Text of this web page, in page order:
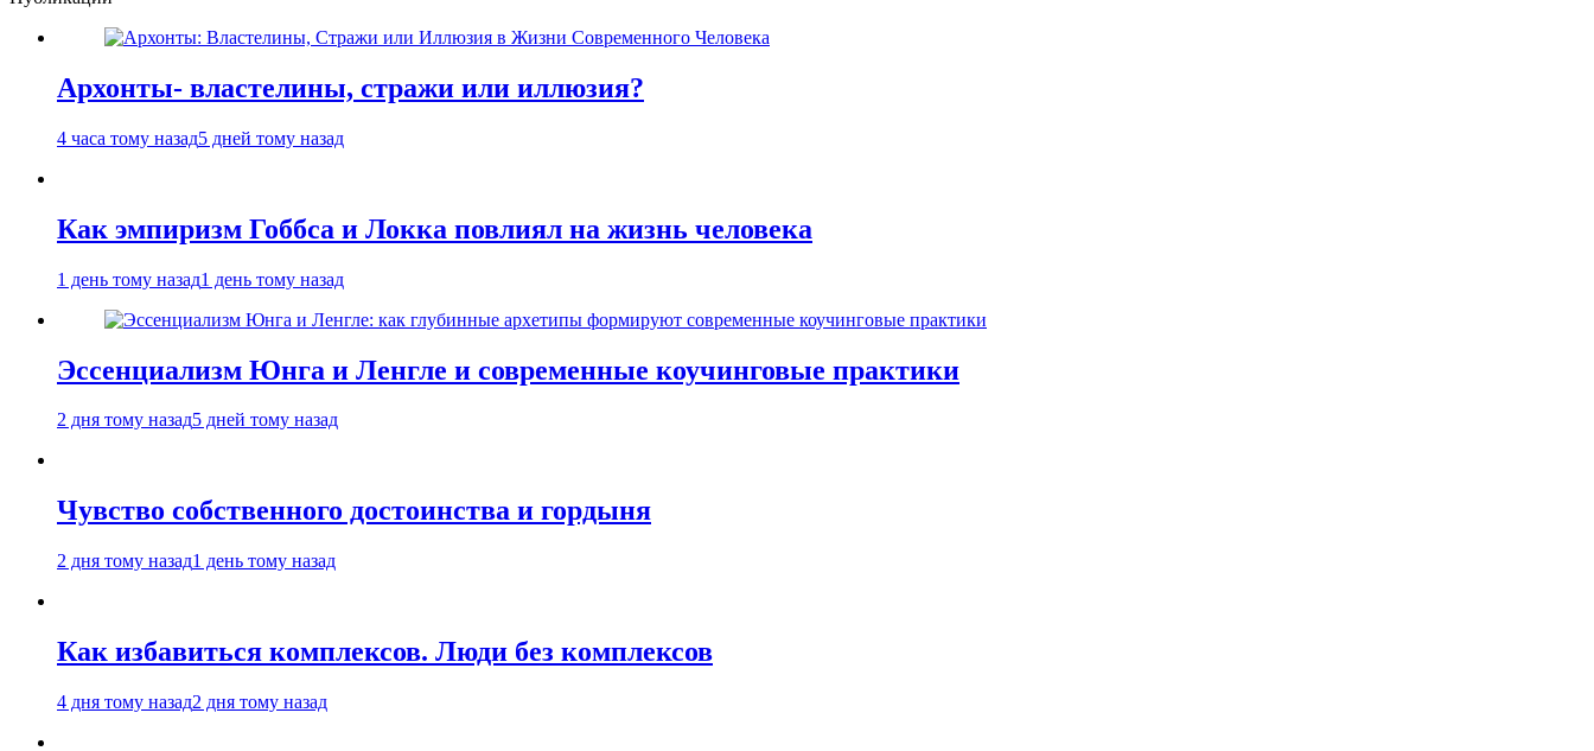
Архонты- властелины, стражи или иллюзия?
4 часа тому назад5 дней тому назад
Как эмпиризм Гоббса и Локка повлиял на жизнь человека
1 день тому назад1 день тому назад
Эссенциализм Юнга и Ленгле и современные коучинговые практики
2 дня тому назад5 дней тому назад
Чувство собственного достоинства и гордыня
2 дня тому назад1 день тому назад
Как избавиться комплексов. Люди без комплексов
4 дня тому назад2 дня тому назад